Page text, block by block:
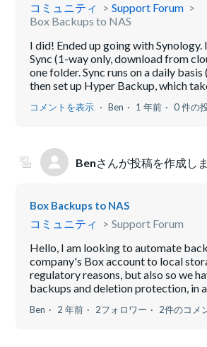
コミュニティ
Support Forum
Box Backups to NAS
I did! Ended up going with Synology.
Sync (1-way only, download from
one folder. Sync runs on a daily
then set up Hyper Backup, which
コメントを表示 Ben 1 年前 0 件の
Benさんが投稿を作成し
Box Backups to NAS
コミュニティ
Support Forum
Hello, I am looking to automate
company's Box account to local
regulatory reasons, but also so we
backups and deletion protection, in
Ben 2 年前 2フォロワー 2件のコメ